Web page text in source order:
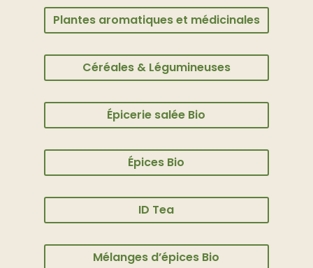
Plantes aromatiques et médicinales
Céréales & Légumineuses
Épicerie salée Bio
Épices Bio
ID Tea
Mélanges d’épices Bio